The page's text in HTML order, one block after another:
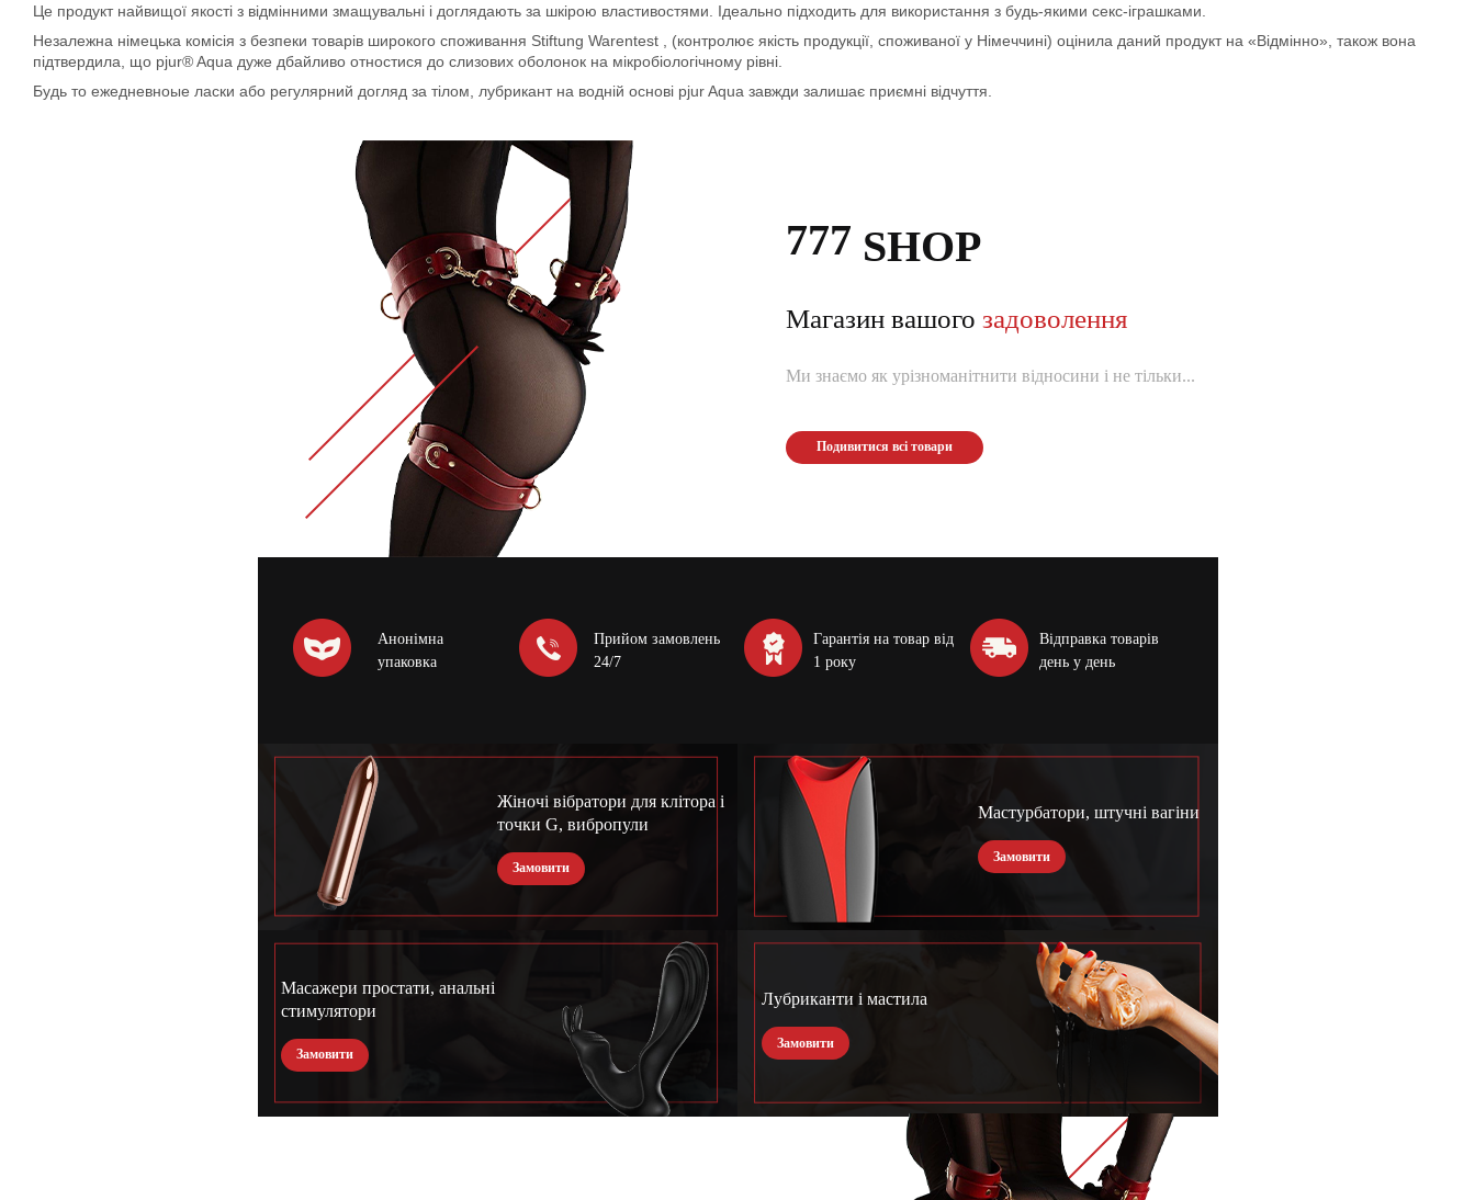
Це продукт найвищої якості з відмінними змащувальні і доглядають за шкірою властивостями. Ідеально підходить для використання з будь-якими секс-іграшками.
Незалежна німецька комісія з безпеки товарів широкого споживання Stiftung Warentest , (контролює якість продукції, споживаної у Німеччині) оцінила даний продукт на «Відмінно», також вона
підтвердила, що pjur® Aqua дуже дбайливо отностися до слизових оболонок на мікробіологічному рівні.
Будь то ежедневноые ласки або регулярний догляд за тілом
лубрикант на водній основі pjur Aqua завжди залишає приємні відчуття.
777 SHOP
Магазин вашого задоволення
Ми знаємо як урізноманітнити відносини і не тільки...
Подивитися всі товари
Анонімна
упаковка
Прийом замовлень
24/7
Гарантія на товар від
1 року
Відправка товарів
день у день
Жіночі вібратори для клітора і
точки G, вибропули
Замовити
Мастурбатори, штучні вагіни
Замовити
Масажери простати, анальні
стимулятори
Замовити
Лубриканти і мастила
Замовити